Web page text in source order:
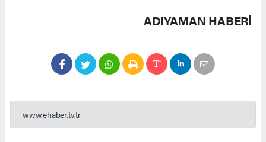
ADIYAMAN HABERİ
www.ehaber.tv.tr